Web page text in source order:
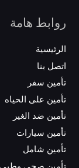
روابط هامة
الرئيسية
اتصل بنا
تأمين سفر
تأمين على الحياه
تأمين ضد الغير
تأمين سيارات
تأمين شامل
تأمين صحي وطبي